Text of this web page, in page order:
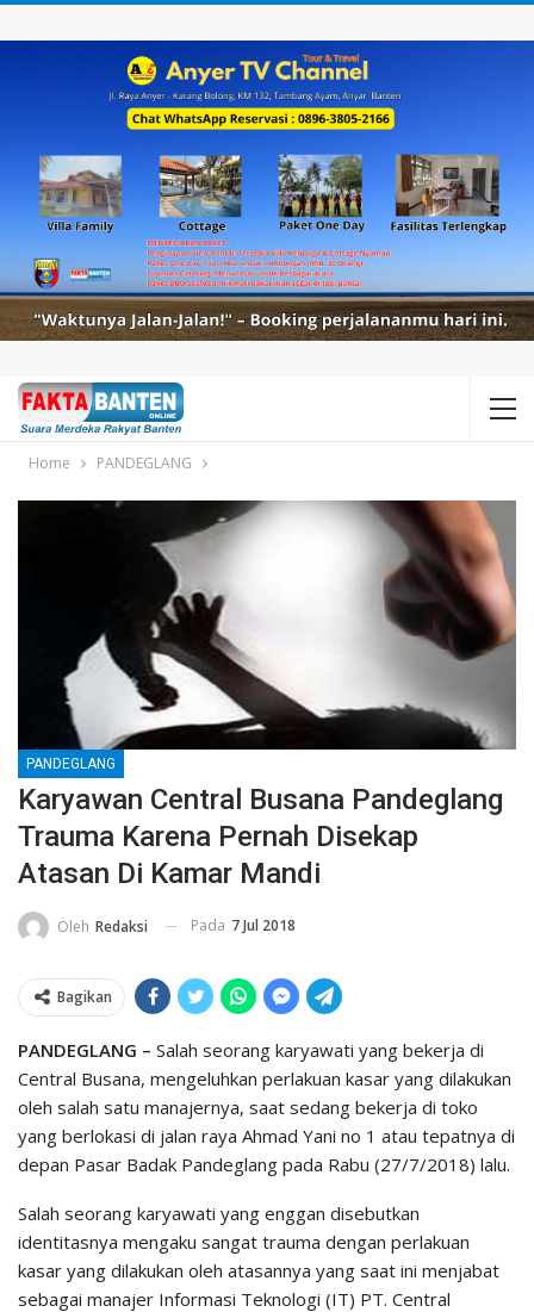
Home PANDEGLANG
PANDEGLANG
Karyawan Central Busana Pandeglang
Trauma Karena Pernah Disekap
Atasan Di Kamar Mandi
Oleh Redaksi Pada 7 Jul 2018
Bagikan
PANDEGLANG – Salah seorang karyawati yang bekerja di
Central Busana, mengeluhkan perlakuan kasar yang dilakukan
oleh salah satu manajernya, saat sedang bekerja di toko
yang berlokasi di jalan raya Ahmad Yani no 1 atau tepatnya di
depan Pasar Badak Pandeglang pada Rabu (27/7/2018) lalu.
Salah seorang karyawati yang enggan disebutkan
identitasnya mengaku sangat trauma dengan perlakuan
kasar yang dilakukan oleh atasannya yang saat ini menjabat
sebagai manajer Informasi Teknologi (IT) PT. Central